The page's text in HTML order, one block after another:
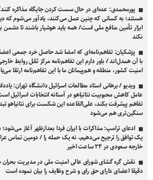
پورمحمدی: عده‌ای در حال سست کردن جایگاه مذاکره
هستند؛ به کسانی که چنین عمل می‌کنند، یادآور می‌شوم که
ابزار تأمین منافع ملی است/ همه باید هوشیار باشند تا دشمن
نکند
پزشکیان: تفاهم‌نامه‌ای که امضا شد حاصل خرد جمعی
با آن همدل‌اند / باور دارم این تفاهم‌نامه مرکز ثقل روابط
امنیت کشور، منطقه و هم‌پیمانان ما با این تفاهم‌نامه ارتقا
ویدیو / برهانی استاد مطالعات اسرائیل دانشگاه تهران:
عامل کاهش محبوبیت نتانیاهو در آستانه انتخابات اسرائیل
تفاهم پیشرفت بکند، علی‌القاعده این شکست برای نتانیاهو
سنگین‌تری هم می‌شود
ادعای ترامپ: مذاکرات با ایران فردا بعدازظهر آغاز
یک توافق را ترجیح می‌دهیم، نه یک حمله را / دومین تماس
خارجه سعودی در ۲۴ ساعت اخیر
نقش گره گشای شورای عالی امنیت ملی در مدیریت بحران
دقیقا اعضای دارای حق رای و شرح وظایف را بیان نموده است